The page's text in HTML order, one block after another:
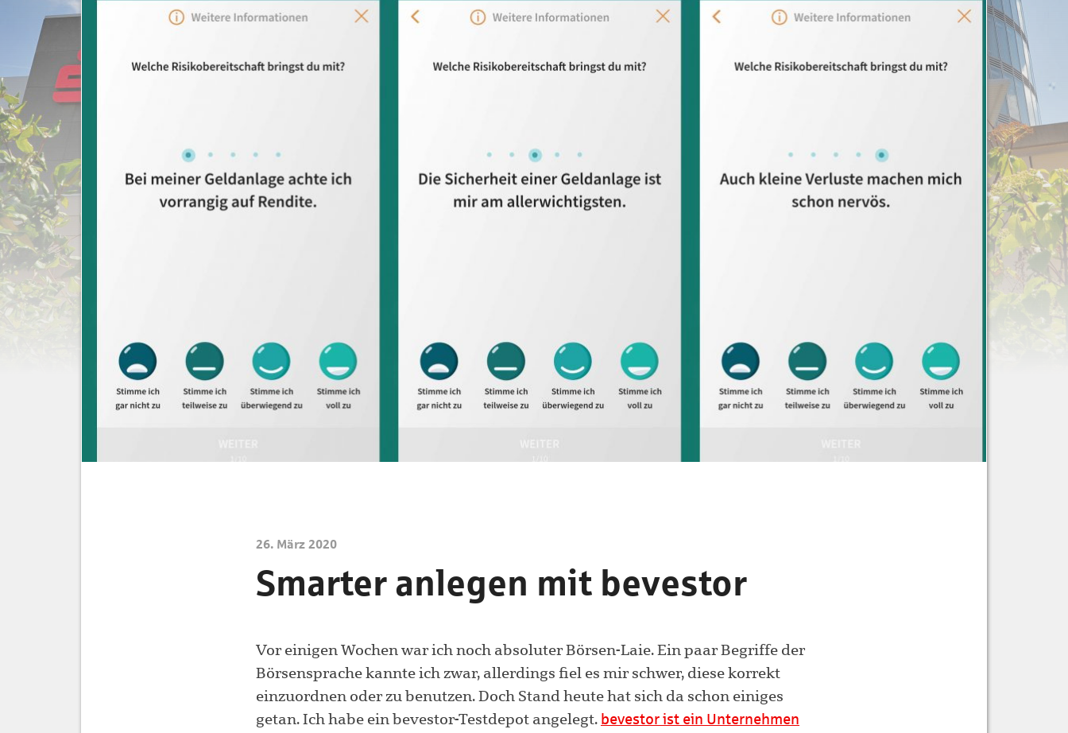
26. März 2020
Smarter anlegen mit bevestor
Vor einigen Wochen war ich noch absoluter Börsen-Laie. Ein paar Begriffe der
Börsensprache kannte ich zwar, allerdings fiel es mir schwer, diese korrekt
einzuordnen oder zu benutzen. Doch Stand heute hat sich da schon einiges
getan. Ich habe ein bevestor-Testdepot angelegt. bevestor ist ein Unternehmen